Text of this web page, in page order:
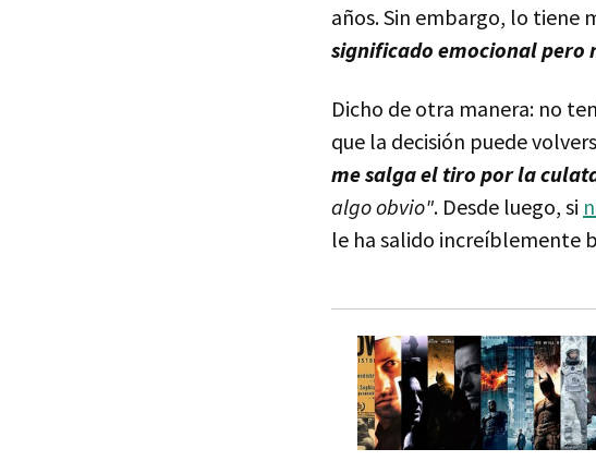
años. Sin embargo, lo tiene
significado emocional
Dicho de otra manera: no
que la decisión puede
me salga el tiro por la
algo obvio". Desde luego, si
le ha salido increíblemente